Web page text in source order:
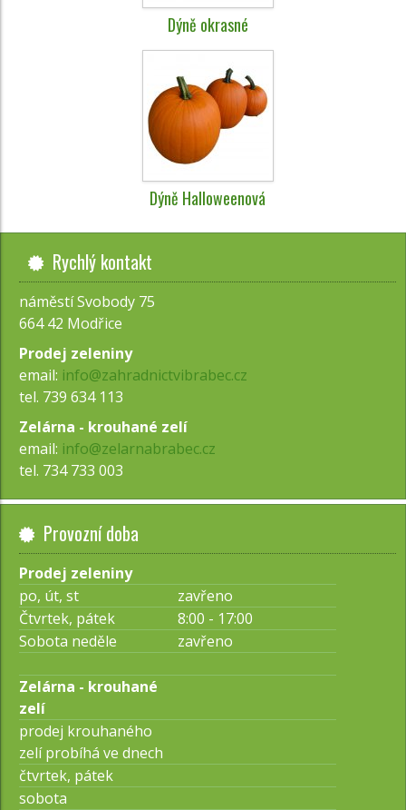
Dýně okrasné
Dýně Halloweenová
Rychlý kontakt
náměstí Svobody 75
664 42 Modřice
Prodej zeleniny
email: info@zahradnictvibrabec.cz
tel. 739 634 113
Zelárna - krouhané zelí
email: info@zelarnabrabec.cz
tel. 734 733 003
Provozní doba
Prodej zeleniny
po, út, st
zavřeno
Čtvrtek, pátek
8:00 - 17:00
Sobota neděle
zavřeno
Zelárna - krouhané
zelí
prodej krouhaného
zelí probíhá ve dnech
čtvrtek, pátek
sobota